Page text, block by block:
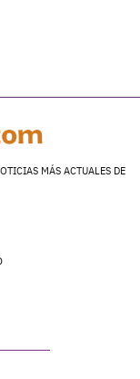
MÁS ACTUALES DE